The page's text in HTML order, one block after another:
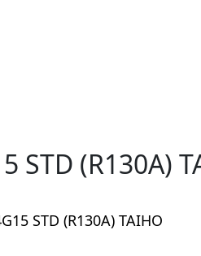
(R130A)
STD (R130A) TAIHO